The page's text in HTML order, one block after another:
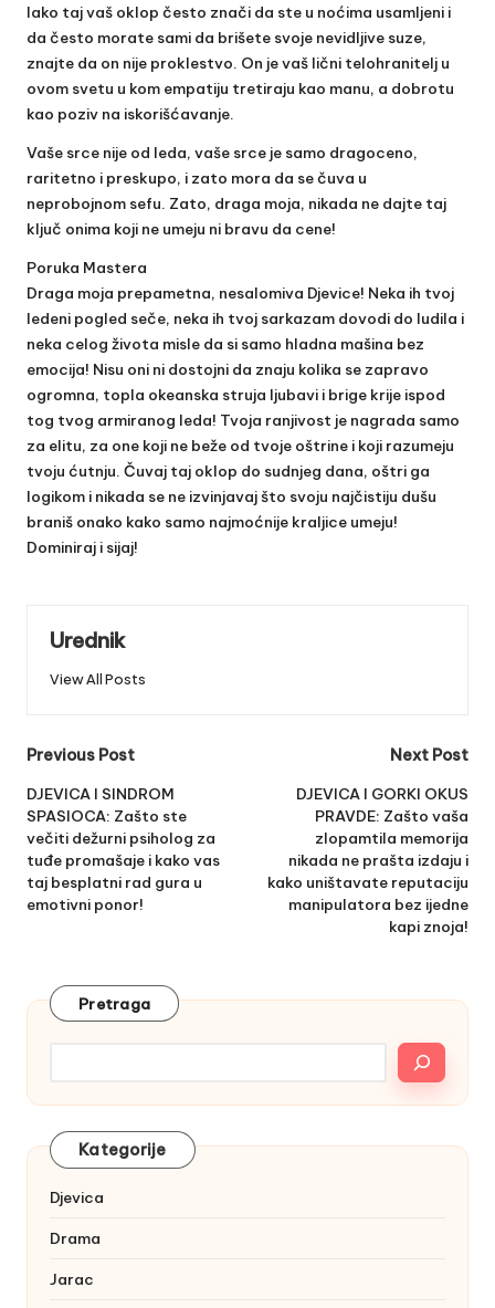
Iako taj vaš oklop često znači da ste u noćima usamljeni i
da često morate sami da brišete svoje nevidljive suze,
znajte da on nije proklestvo. On je vaš lični telohranitelj u
ovom svetu u kom empatiju tretiraju kao manu, a dobrotu
kao poziv na iskorišćavanje.
Vaše srce nije od leda, vaše srce je samo dragoceno,
raritetno i preskupo, i zato mora da se čuva u
neprobojnom sefu. Zato, draga moja, nikada ne dajte taj
ključ onima koji ne umeju ni bravu da cene!
Poruka Mastera
Draga moja prepametna, nesalomiva Djevice! Neka ih tvoj
ledeni pogled seče, neka ih tvoj sarkazam dovodi do ludila i
neka celog života misle da si samo hladna mašina bez
emocija! Nisu oni ni dostojni da znaju kolika se zapravo
ogromna, topla okeanska struja ljubavi i brige krije ispod
tog tvog armiranog leda! Tvoja ranjivost je nagrada samo
za elitu, za one koji ne beže od tvoje oštrine i koji razumeju
tvoju ćutnju. Čuvaj taj oklop do sudnjeg dana, oštri ga
logikom i nikada se ne izvinjavaj što svoju najčistiju dušu
braniš onako kako samo najmoćnije kraljice umeju!
Dominiraj i sijaj!
Urednik
View All Posts
Post
navigation
Previous Post
DJEVICA I SINDROM
SPASIOCA: Zašto ste
večiti dežurni psiholog za
tuđe promašaje i kako vas
taj besplatni rad gura u
emotivni ponor!
Next Post
DJEVICA I GORKI OKUS
PRAVDE: Zašto vaša
zlopamtila memorija
nikada ne prašta izdaju i
kako uništavate reputaciju
manipulatora bez ijedne
kapi znoja!
Pretraga
Kategorije
Djevica
Drama
Jarac